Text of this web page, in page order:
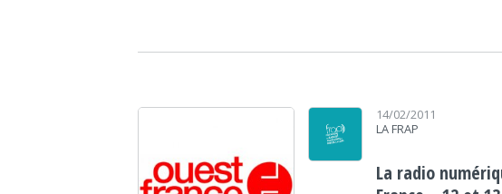
14/02/2011
LA FRAP
La radio